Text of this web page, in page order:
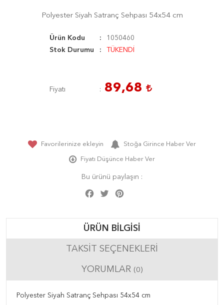
Polyester Siyah Satranç Sehpası 54x54 cm
Ürün Kodu
1050460
Stok Durumu
TÜKENDİ
Fiyatı 89,68
Favorilerinize ekleyin Stoğa Girince Haber Ver
Fiyatı Düşünce Haber Ver
Bu ürünü paylaşın :
Facebook
Twitter
ÜRÜN BILGISI
TAKSIT SEÇENEKLERI
YORUMLAR (0)
Polyester Siyah Satranç Sehpası 54x54 cm